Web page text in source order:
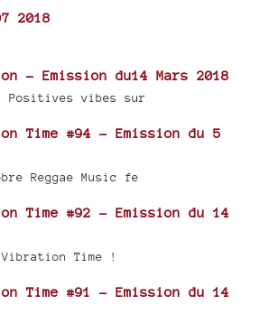
2018
- Emission du14 Mars 2018
Positives vibes sur
Time #94 - Emission du 5
Reggae Music fe
Time #92 - Emission du 14
Time !
Time #91 - Emission du 14